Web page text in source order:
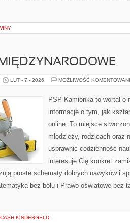
LUT - 7 - 2026 MOŻLIWOŚĆ
PSP Kamionka to wortal o
informacje o tym, jak
online. To miejsce
młodzieży, rodzicach
usprawnić codzienność
interesuje Cię konkret
proste schematy dobrych nawyków i
bez bólu i Prawo oświatowe bez
KINDERGELD